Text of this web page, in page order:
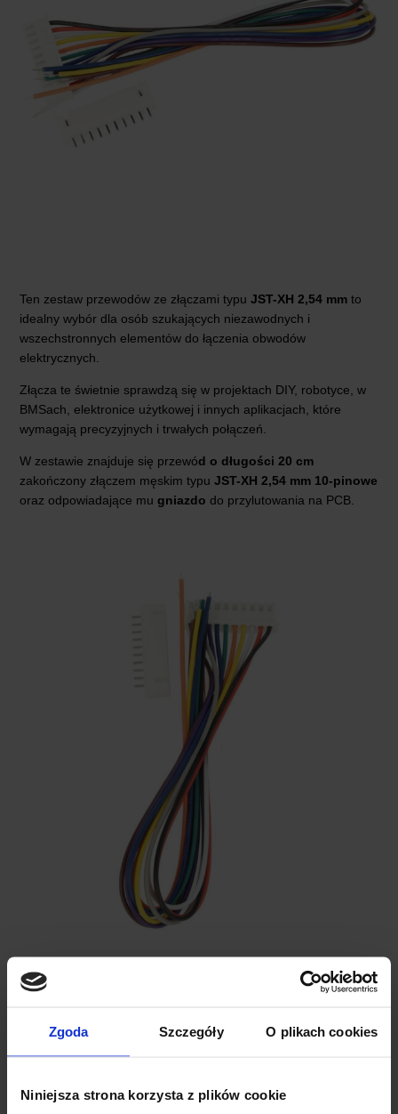
Zgoda Szczegóły O plikach cookies
Niniejsza strona korzysta z plików cookie
Ten zestaw przewodów ze złączami typu JST-XH 2,54 mm to
idealny wybór dla osób szukających niezawodnych i
wszechstronnych elementów do łączenia obwodów
elektrycznych.
Złącza te świetnie sprawdzą się w projektach DIY, robotyce, w
BMSach, elektronice użytkowej i innych aplikacjach, które
wymagają precyzyjnych i trwałych połączeń.
W zestawie znajduje się przewód o długości 20 cm
zakończony złączem męskim typu JST-XH 2,54 mm 10-pinowe
oraz odpowiadające mu gniazdo do przylutowania na PCB.
SPECYFIKACJA TECHNICZNA:
wlutowania na PCB
Model złącz:
Długość przewodu:20 cm / 8″